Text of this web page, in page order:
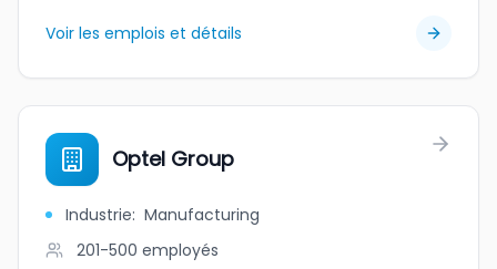
Voir les emplois et détails
Optel Group
Industrie: Manufacturing
201-500 employés